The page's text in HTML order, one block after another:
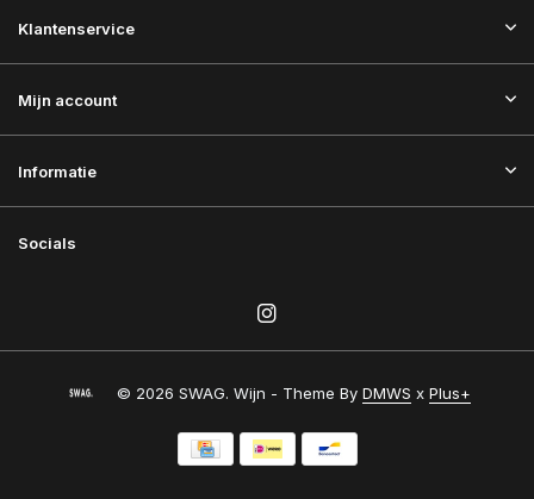
Klantenservice
Mijn account
Informatie
Socials
© 2026 SWAG. Wijn - Theme By DMWS x Plus+